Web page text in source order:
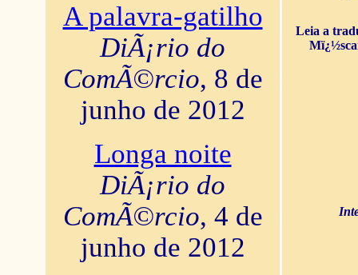
A palavra-gatilho
DiÃ¡rio do
ComÃ©rcio, 8 de
junho de 2012
Longa noite
DiÃ¡rio do
ComÃ©rcio, 4 de
junho de 2012
Leia a